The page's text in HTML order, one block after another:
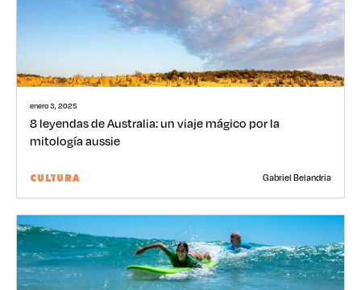
enero 3, 2025
8 leyendas de Australia: un viaje mágico por la
mitología aussie
CULTURA Gabriel Belandria